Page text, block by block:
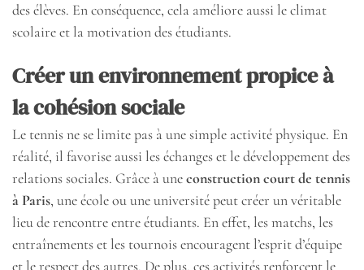
des élèves. En conséquence, cela améliore aussi le climat
scolaire et la motivation des étudiants.
Créer un environnement propice à
la cohésion sociale
Le tennis ne se limite pas à une simple activité physique. En
réalité, il favorise aussi les échanges et le développement des
relations sociales. Grâce à uneconstruction court de tennis
à Paris, une école ou une université peut créer un véritable
lieu de rencontre entre étudiants. En effet, les matchs, les
entraînements et les tournois encouragent l’esprit d’équipe
et le respect des autres. De plus, ces activités renforcent le